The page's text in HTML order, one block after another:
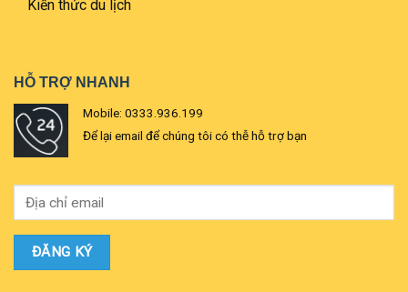
Kiến thức du lịch
HỖ TRỢ NHANH
Mobile: 0333.936.199
Để lại email để chúng tôi có thễ hỗ trợ bạn